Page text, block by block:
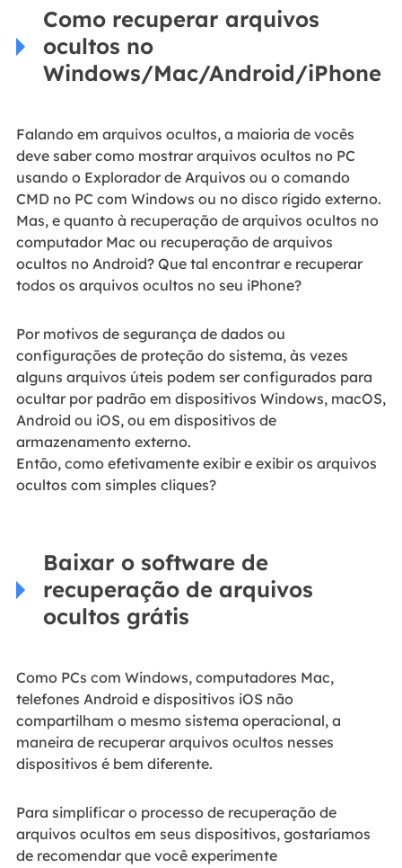
Como recuperar arquivos
ocultos no
Windows/Mac/Android/iPhone
Falando em arquivos ocultos, a maioria de vocês
deve saber como mostrar arquivos ocultos no PC
usando o Explorador de Arquivos ou o comando
CMD no PC com Windows ou no disco rígido externo.
Mas, e quanto à recuperação de arquivos ocultos no
computador Mac ou recuperação de arquivos
ocultos no Android? Que tal encontrar e recuperar
todos os arquivos ocultos no seu iPhone?
Por motivos de segurança de dados ou
configurações de proteção do sistema, às vezes
alguns arquivos úteis podem ser configurados para
ocultar por padrão em dispositivos Windows, macOS,
Android ou iOS, ou em dispositivos de
armazenamento externo.
Então, como efetivamente exibir e exibir os arquivos
ocultos com simples cliques?
Baixar o software de
recuperação de arquivos
ocultos grátis
Como PCs com Windows, computadores Mac,
telefones Android e dispositivos iOS não
compartilham o mesmo sistema operacional, a
maneira de recuperar arquivos ocultos nesses
dispositivos é bem diferente.
Para simplificar o processo de recuperação de
arquivos ocultos em seus dispositivos, gostaríamos
de recomendar que você experimente